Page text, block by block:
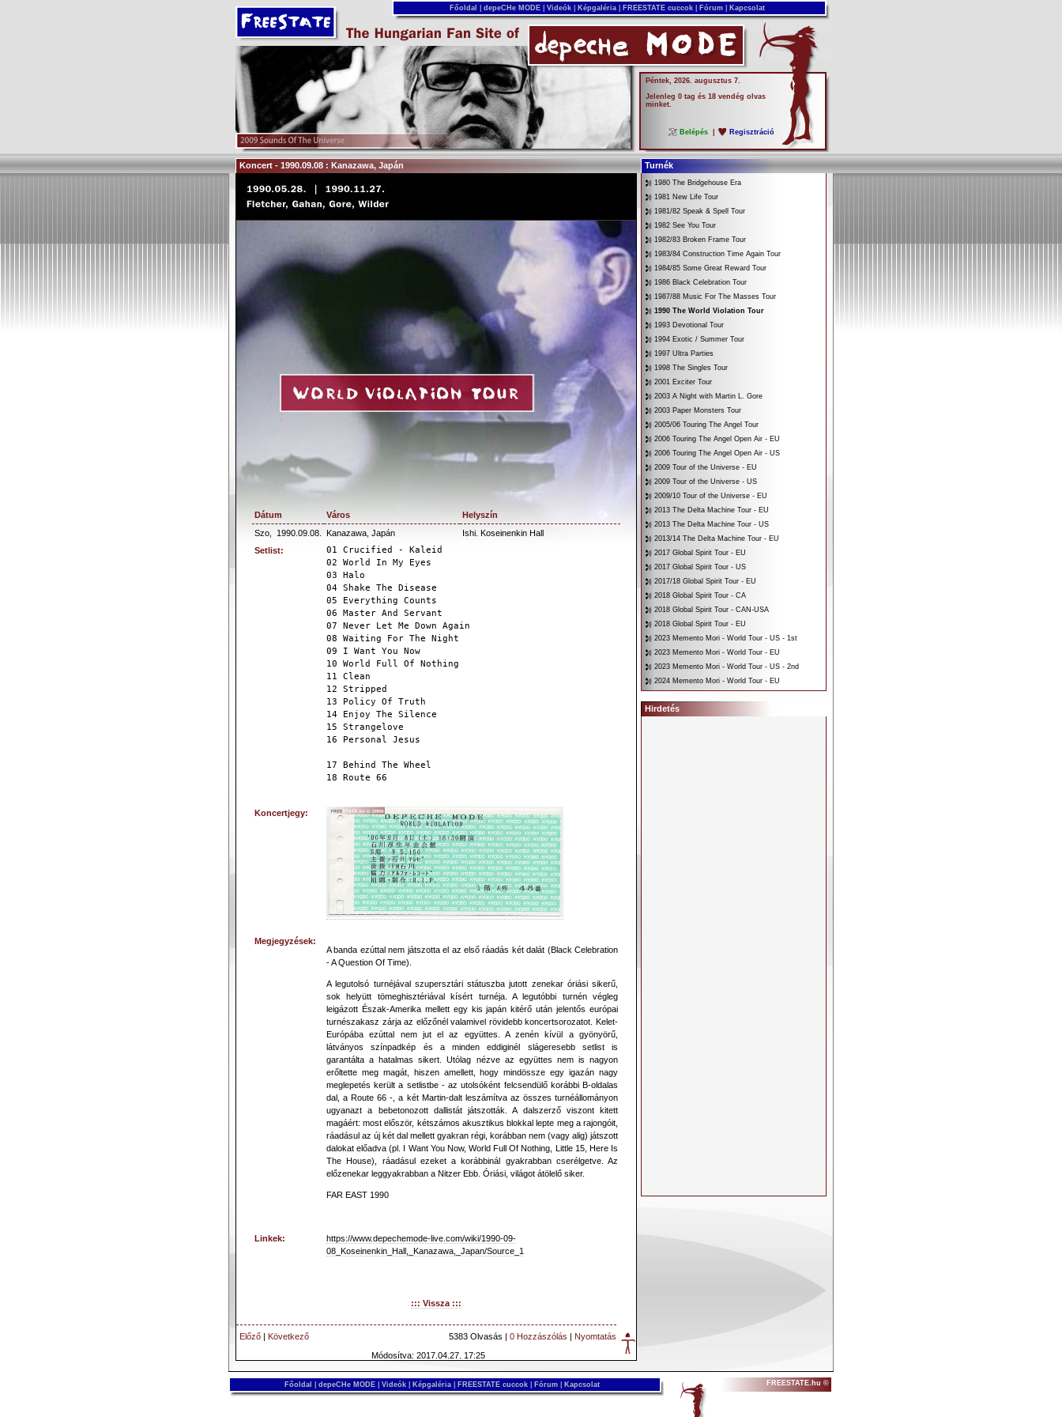
Főoldal depeCHe MODE Videók Képgaléria FREESTATE cuccok Fórum Kapcsolat
Péntek, 2026. augusztus 7.
Jelenleg 0 tag és 18 vendég olvas
minket.
Belépés Regisztráció
Koncert - 1990.09.08 : Kanazawa, Japán Turnék
Dátum Város
Helyszín
Szo,
1990.09.08. Kanazawa, Japán
Ishi. Koseinenkin Hall
Setlist:
01 Crucified - Kaleid
02 World In My Eyes
03 Halo
04 Shake The Disease
05 Everything Counts
06 Master And Servant
07 Never Let Me Down Again
08 Waiting For The Night
09 I Want You Now
10 World Full Of Nothing
11 Clean
12 Stripped
13 Policy Of Truth
14 Enjoy The Silence
15 Strangelove
16 Personal Jesus
17 Behind The Wheel
18 Route 66
Koncertjegy:
Megjegyzések:
A banda ezúttal nem játszotta el az első ráadás két dalát (Black Celebration
- A Question Of Time).
A legutolsó turnéjával szupersztári státuszba jutott zenekar óriási sikerű,
sok helyütt tömeghisztériával kísért turnéja. A legutóbbi turnén végleg
leigázott Észak-Amerika mellett egy kis japán kitérő után jelentős európai
turnészakasz zárja az előzőnél valamivel rövidebb koncertsorozatot. Kelet-
Európába ezúttal nem jut el az együttes. A zenén kívül a gyönyörű,
látványos színpadkép és a minden eddiginél slágeresebb setlist is
garantálta a hatalmas sikert. Utólag nézve az együttes nem is nagyon
erőltette meg magát, hiszen amellett, hogy mindössze egy igazán nagy
meglepetés került a setlistbe - az utolsóként felcsendülő korábbi B-oldalas
dal, a Route 66 -, a két Martin-dalt leszámítva az összes turnéállományon
ugyanazt a bebetonozott dallistát játszották. A dalszerző viszont kitett
magáért: most először, kétszámos akusztikus blokkal lepte meg a rajongóit,
ráadásul az új két dal mellett gyakran régi, korábban nem (vagy alig) játszott
dalokat előadva (pl. I Want You Now, World Full Of Nothing, Little 15, Here Is
The House), ráadásul ezeket a korábbinál gyakrabban cserélgetve. Az
előzenekar leggyakrabban a Nitzer Ebb. Óriási, világot átölelő siker.
FAR EAST 1990
Linkek:
https://www.depechemode-live.com/wiki/1990-09-
08_Koseinenkin_Hall,_Kanazawa,_Japan/Source_1
::: Vissza :::
Előző | Következő 5383 Olvasás | 0 Hozzászólás | Nyomtatás
Módosítva: 2017.04.27. 17:25
1980 The Bridgehouse Era
1981 New Life Tour
1981/82 Speak & Spell Tour
1982 See You Tour
1982/83 Broken Frame Tour
1983/84 Construction Time Again Tour
1984/85 Some Great Reward Tour
1986 Black Celebration Tour
1987/88 Music For The Masses Tour
1990 The World Violation Tour
1993 Devotional Tour
1994 Exotic / Summer Tour
1997 Ultra Parties
1998 The Singles Tour
2001 Exciter Tour
2003 A Night with Martin L. Gore
2003 Paper Monsters Tour
2005/06 Touring The Angel Tour
2006 Touring The Angel Open Air - EU
2006 Touring The Angel Open Air - US
2009 Tour of the Universe - EU
2009 Tour of the Universe - US
2009/10 Tour of the Universe - EU
2013 The Delta Machine Tour - EU
2013 The Delta Machine Tour - US
2013/14 The Delta Machine Tour - EU
2017 Global Spirit Tour - EU
2017 Global Spirit Tour - US
2017/18 Global Spirit Tour - EU
2018 Global Spirit Tour - CA
2018 Global Spirit Tour - CAN-USA
2018 Global Spirit Tour - EU
2023 Memento Mori - World Tour - US - 1st
2023 Memento Mori - World Tour - EU
2023 Memento Mori - World Tour - US - 2nd
2024 Memento Mori - World Tour - EU
Hirdetés
Főoldal depeCHe MODE Videók Képgaléria FREESTATE cuccok Fórum Kapcsolat FREESTATE.hu ©